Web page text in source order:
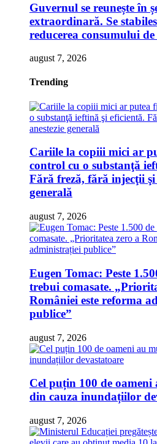
Guvernul se reunește în
extraordinară. Se
reducerea consumului de
august 7, 2026
Trending
Cariile la copiii mici ar
control cu o substanţă
Fără freză, fără injecţii şi
generală
august 7, 2026
Eugen Tomac: Peste
trebui comasate.
României este reforma
publice”
august 7, 2026
Cel puțin 100 de
din cauza inundațiilor
august 7, 2026